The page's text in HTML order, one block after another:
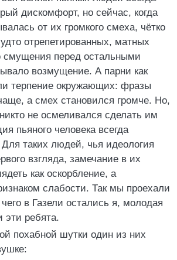
дискомфорт, но сейчас, когда
от их громкого смеха, чётко
отрепетированных, матных
смущения перед остальными
возмущение. А парни как
терпение окружающих: фразы
а смех становился громче. Но,
не осмеливался сделать им
пьяного человека всегда
Для таких людей, чья идеология
взгляда, замечание в их
как оскорбление, а
слабости. Так мы проехали
в Газели остались я, молодая
эти ребята.
похабной шутки один из них